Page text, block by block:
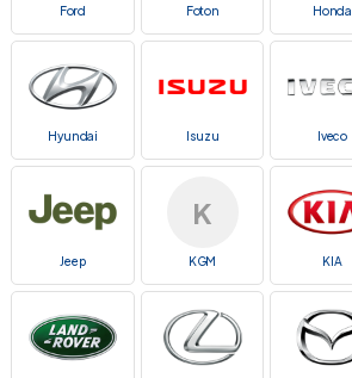
Ford Foton Honda
Hyundai Isuzu Iveco
Jeep
K
KGM KIA